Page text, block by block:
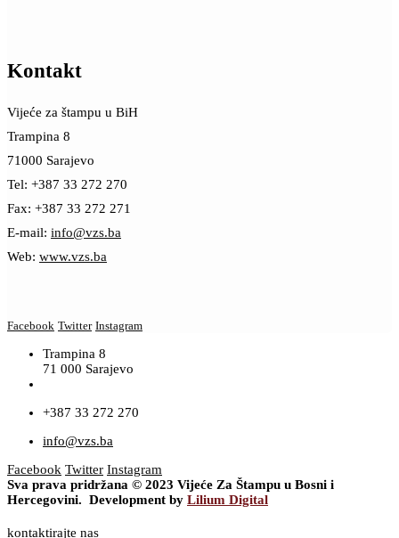
Kontakt
Vijeće za štampu u BiH
Trampina 8
71000 Sarajevo
Tel: +387 33 272 270
Fax: +387 33 272 271
E-mail: info@vzs.ba
Web: www.vzs.ba
Facebook Twitter Instagram
Trampina 8
71 000 Sarajevo
+387 33 272 270
info@vzs.ba
Facebook Twitter Instagram
Sva prava pridržana © 2023 Vijeće Za Štampu u Bosni i
Hercegovini. Development by Lilium Digital
kontaktirajte nas